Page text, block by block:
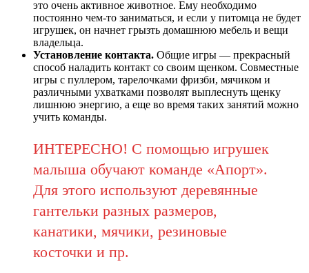
это очень активное животное. Ему необходимо
постоянно чем-то заниматься, и если у питомца не будет
игрушек, он начнет грызть домашнюю мебель и вещи
владельца.
Установление контакта. Общие игры — прекрасный
способ наладить контакт со своим щенком. Совместные
игры с пуллером, тарелочками фризби, мячиком и
различными ухватками позволят выплеснуть щенку
лишнюю энергию, а еще во время таких занятий можно
учить команды.
ИНТЕРЕСНО! С помощью игрушек
малыша обучают команде «Апорт».
Для этого используют деревянные
гантельки разных размеров,
канатики, мячики, резиновые
косточки и пр.